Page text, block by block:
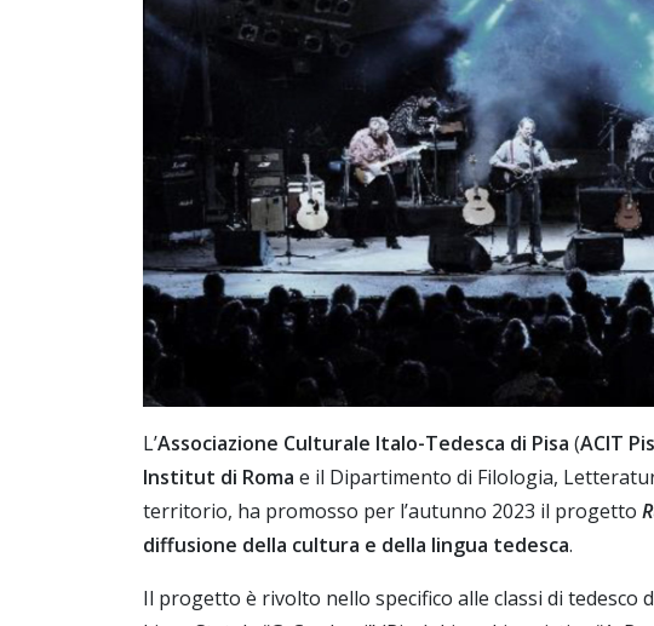
L’Associazione Culturale Italo-Tedesca di Pisa (ACIT
Institut di Roma e il Dipartimento di Filologia,
territorio, ha promosso per l’autunno 2023 il progetto
diffusione della cultura e della lingua tedesca.
Il progetto è rivolto nello specifico alle classi di tedesco